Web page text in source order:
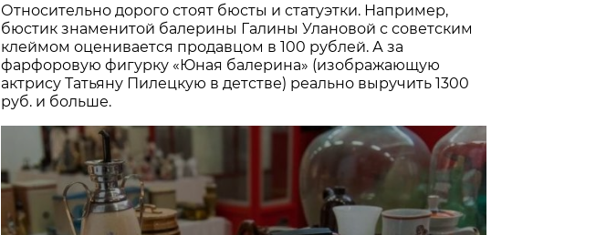
Относительно дорого стоят бюсты и статуэтки. Например,
бюстик знаменитой балерины Галины Улановой с советским
клеймом оценивается продавцом в 100 рублей. А за
фарфоровую фигурку «Юная балерина» (изображающую
актрису Татьяну Пилецкую в детстве) реально выручить 1300
руб. и больше.